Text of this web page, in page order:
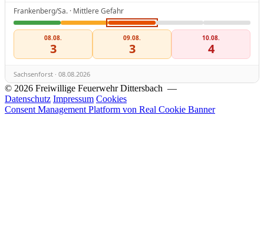
Frankenberg/Sa. · Mittlere Gefahr
08.08.
3
09.08.
3
10.08.
4
Sachsenforst · 08.08.2026
© 2026 Freiwillige Feuerwehr Dittersbach —
Datenschutz Impressum Cookies
Consent Management Platform von Real Cookie Banner